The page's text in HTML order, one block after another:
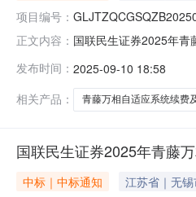
项目编号：
正文内容： 国联民生证券2025年
结果公示如下:预中标人
国联民生证
发布时间： 2025-09-10 18:58
相关产品：
青藤万相自适应系统续费
国联民生证券2025年青藤
中标｜中标通知 江苏省｜无